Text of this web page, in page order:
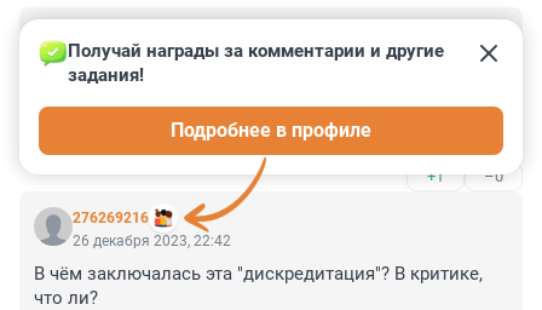
27 декабря 2023, 01:59
Если бы сейчас закрыли, уже бы не жил. Повезло ,
что это произошло всё до СВО. Даа, страна вся как
фейк. Депутатов просто заставляют под угрозами
голосовать за принятия Законов, которые даже не
дали для ознакомления. А те голосуют и не
сопротивляются. И зачем нам такие законодатели?
Что не ляпнут в любом Министерстве, всё одобряется
в Думе. Фейковая Дума и Конституция. Так, для вида.
+1 –0
276269216
Получай награды за комментарии и другие
задания!
Подробнее в профиле
26 декабря 2023, 22:42
В чём заключалась эта "дискредитация"? В критике,
что ли?